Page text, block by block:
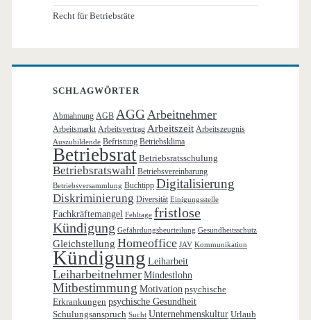
Recht für Betriebsräte
SCHLAGWÖRTER
Abmahnung AGB AGG Arbeitnehmer
Arbeitsmarkt Arbeitsvertrag Arbeitszeit Arbeitszeugnis
Auszubildende Befristung Betriebsklima
Betriebsrat Betriebsratsschulung
Betriebsratswahl Betriebsvereinbarung
Betriebsversammlung Buchtipp Digitalisierung
Diskriminierung Diversität Einigungsstelle
Fachkräftemangel Fehltage fristlose
Kündigung Gefährdungsbeurteilung Gesundheitsschutz
Gleichstellung Homeoffice JAV Kommunikation
Kündigung Leiharbeit
Leiharbeitnehmer Mindestlohn
Mitbestimmung Motivation psychische
Erkrankungen psychische Gesundheit
Schulungsanspruch Sucht Unternehmenskultur Urlaub